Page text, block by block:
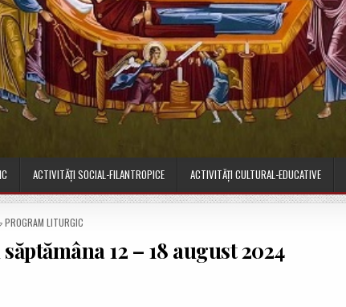
ACTIVITĂȚI SOCIAL-FILANTROPICE ACTIVITĂȚI CULTURAL-EDUCATIVE
P
S
T
PROGRAM LITURGIC
12 – 18 august 2024